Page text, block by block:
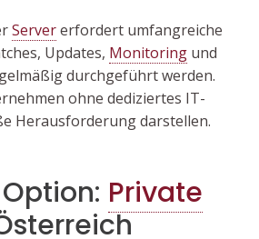
Servererfordert umfangreiche
Updates, Monitoring und
durchgeführt werden.
ohne dediziertes IT-
Herausforderung darstellen.
Private